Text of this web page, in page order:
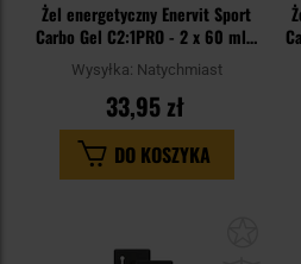
Żel energetyczny Enervit Sport
Carbo Gel C2:1PRO - 2 x 60 ml -
Pomarańczowy
Wysyłka: Natychmiast
33,95 zł
DO KOSZYKA